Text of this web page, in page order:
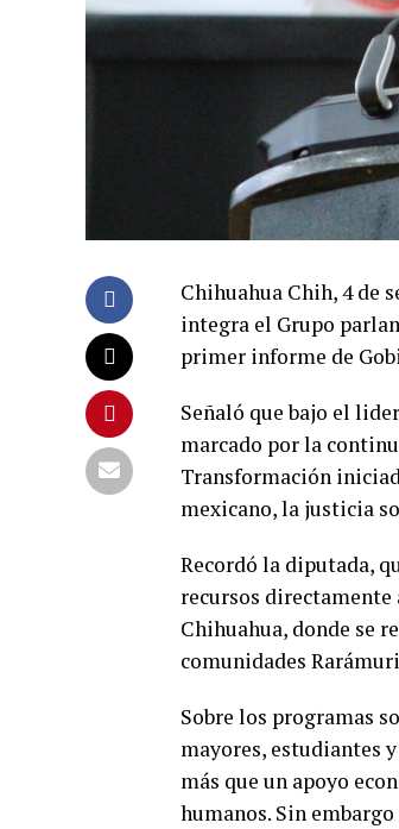
Chihuahua Chih, 4 de
integra el Grupo
primer informe de
Señaló que bajo el
marcado por la
Transformación
mexicano, la justicia
Recordó la diputada,
recursos
Chihuahua, donde se
comunidades
Sobre los programas
mayores, estudiantes
más que un apoyo
humanos. Sin